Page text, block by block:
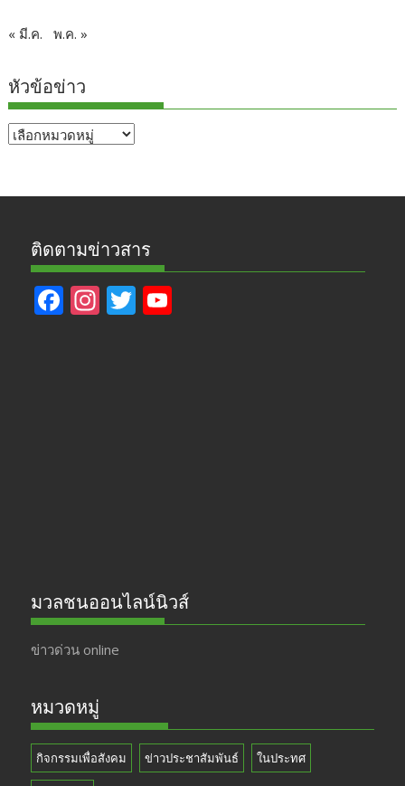
« มี.ค. พ.ค. »
หัวข้อข่าว
หัวข้อ
ติดตามข่าวสาร
F In T
มวลชนออนไลน์นิวส์
ข่าวด่วน online
หมวดหมู่
กิจกรรมเพื่อสังคม ข่าวประชาสัมพันธ์ ในประทศ